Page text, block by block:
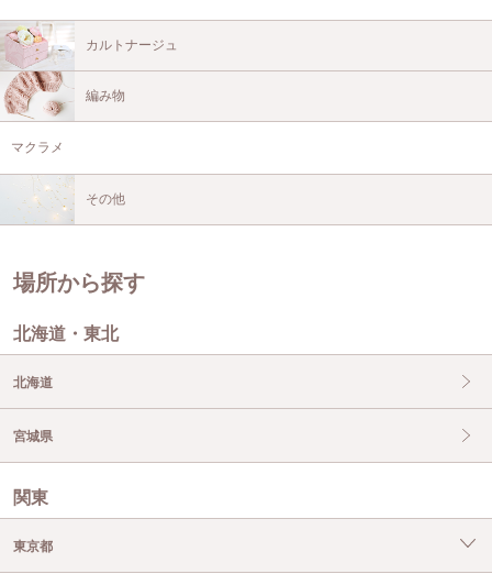
カルトナージュ
編み物
マクラメ
その他
場所から探す
北海道・東北
北海道
宮城県
関東
東京都